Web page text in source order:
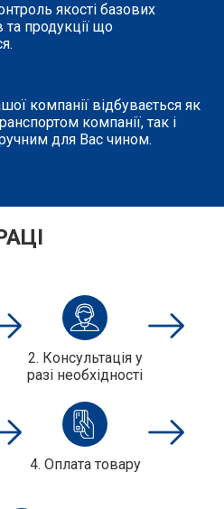
якості базових
та продукції що
компанії відбувається як
компанії, так і
для Вас чином.
2. Консультація у
разі необхідності
4. Оплата товару